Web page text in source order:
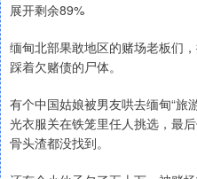
展开剩余89%
缅甸北部果敢地区的赌场老板们
踩着欠赌债的尸体。
有个中国姑娘被男友哄去缅甸“旅
光衣服关在铁笼里任人挑选，最
骨头渣都没找到。